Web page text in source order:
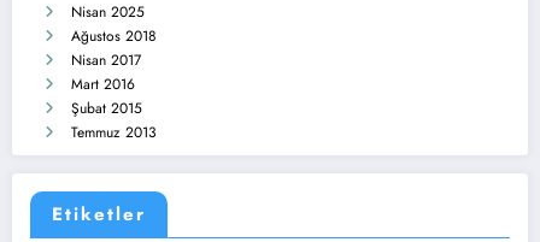
Nisan 2025
Ağustos 2018
Nisan 2017
Mart 2016
Şubat 2015
Temmuz 2013
Etiketler